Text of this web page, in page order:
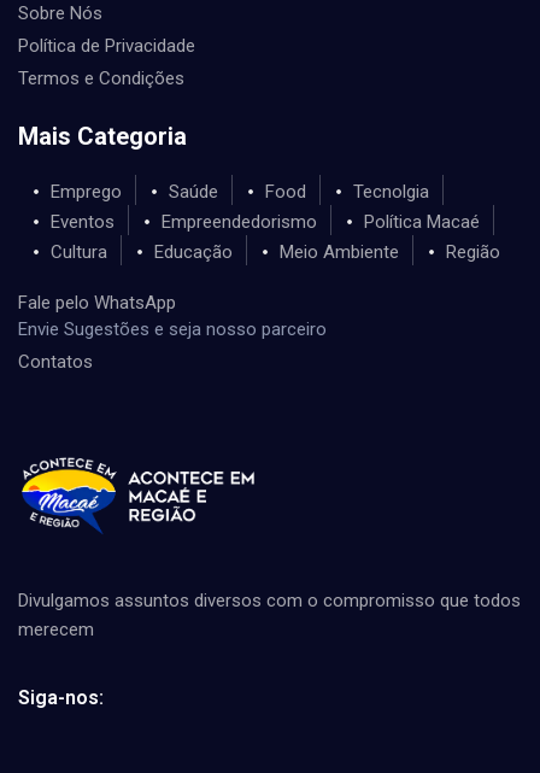
Sobre Nós
Política de Privacidade
Termos e Condições
Mais Categoria
Emprego Saúde Food
Tecnolgia
Eventos
Empreendedorismo
Política Macaé
Cultura
Educação Meio Ambiente Região
Fale pelo WhatsApp
Envie Sugestões e seja nosso parceiro
Contatos
Divulgamos assuntos diversos com o compromisso que todos
merecem
Siga-nos: